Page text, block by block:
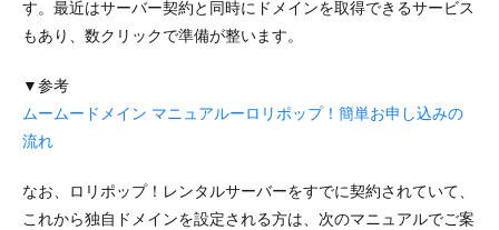
す。最近はサーバー契約と同時にドメインを取得できるサービス
もあり、数クリックで準備が整います。
▼参考
ムームードメイン マニュアルーロリポップ！簡単お申し込みの
流れ
なお、ロリポップ！レンタルサーバーをすでに契約されていて、
これから独自ドメインを設定される方は、次のマニュアルでご案